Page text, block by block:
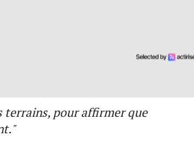
terrains, pour affirmer que